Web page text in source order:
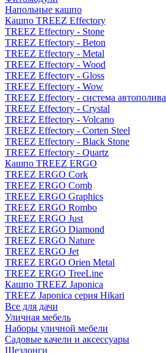
Напольные кашпо
Кашпо TREEZ Effectory
TREEZ Effectory - Stone
TREEZ Effectory - Beton
TREEZ Effectory - Metal
TREEZ Effectory - Wood
TREEZ Effectory - Gloss
TREEZ Effectory - Wow
TREEZ Effectory - система автополива
TREEZ Effectory - Crystal
TREEZ Effectory - Volcano
TREEZ Effectory - Corten Steel
TREEZ Effectory - Black Stone
TREEZ Effectory - Quartz
Кашпо TREEZ ERGO
TREEZ ERGO Cork
TREEZ ERGO Comb
TREEZ ERGO Graphics
TREEZ ERGO Rombo
TREEZ ERGO Just
TREEZ ERGO Diamond
TREEZ ERGO Nature
TREEZ ERGO Jet
TREEZ ERGO Orien Metal
TREEZ ERGO TreeLine
Кашпо TREEZ Japonica
TREEZ Japonica серия Hikari
Все для дачи
Уличная мебель
Наборы уличной мебели
Садовые качели и аксессуары
Шезлонги